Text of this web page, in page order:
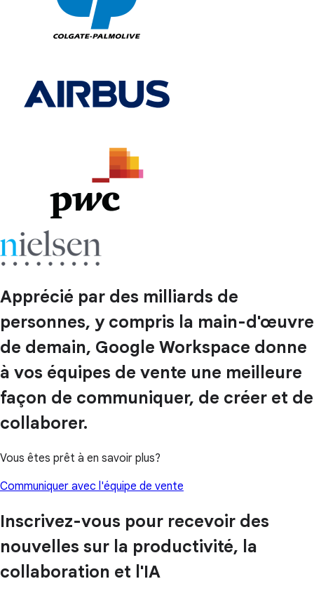
Apprécié par des milliards de
personnes, y compris la main-d'œuvre
de demain, Google Workspace donne
à vos équipes de vente une meilleure
façon de communiquer, de créer et de
collaborer.
Vous êtes prêt à en savoir plus?
Communiquer avec l'équipe de vente
Inscrivez-vous pour recevoir des
nouvelles sur la productivité, la
collaboration et l'IA